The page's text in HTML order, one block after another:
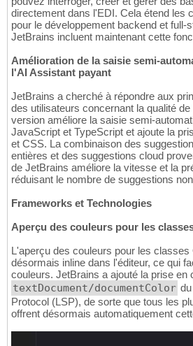
directement dans l'EDI. Cela étend les
pour le développement backend et full-
JetBrains incluent maintenant cette
Amélioration de la saisie semi-
l'AI Assistant payant
JetBrains a cherché à répondre aux
des utilisateurs concernant la qualité
version améliore la saisie semi-
JavaScript et TypeScript et ajoute la
et CSS. La combinaison des
entières et des suggestions cloud
de JetBrains améliore la vitesse et la
réduisant le nombre de suggestions
Frameworks et Technologies
Aperçu des couleurs pour les
L'aperçu des couleurs pour les classes
désormais inline dans l'éditeur, ce qui
couleurs. JetBrains a ajouté la prise en
textDocument/documentColor
Protocol (LSP), de sorte que tous les
offrent désormais automatiquement